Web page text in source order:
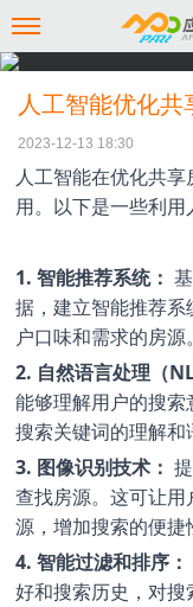
人工智能优化
2023-12-13 18:30
人工智能在优化共
用。以下是一些利用
1. 智能推荐系统：
据，建立智能推荐
户口味和需求的房源。
2. 自然语言处理（
能够理解用户的搜
搜索关键词的理解和
3. 图像识别技术：
查找房源。这可让
源，增加搜索的便捷
4. 智能过滤和排序：
好和搜索历史，对